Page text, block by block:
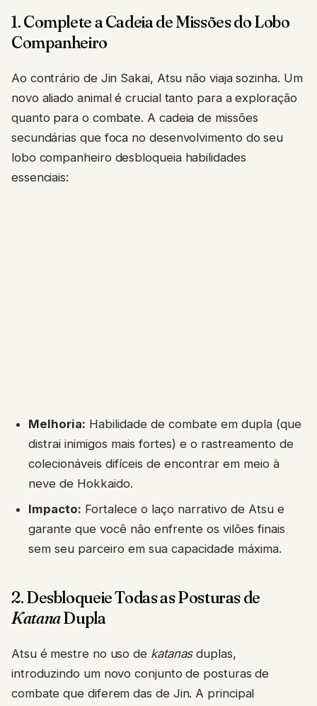
1. Complete a Cadeia de Missões do Lobo
Companheiro
Ao contrário de Jin Sakai, Atsu não viaja sozinha. Um
novo aliado animal é crucial tanto para a exploração
quanto para o combate. A cadeia de missões
secundárias que foca no desenvolvimento do seu
lobo companheiro desbloqueia habilidades
essenciais:
Melhoria: Habilidade de combate em dupla (que
distrai inimigos mais fortes) e o rastreamento de
colecionáveis difíceis de encontrar em meio à
neve de Hokkaido.
Impacto: Fortalece o laço narrativo de Atsu e
garante que você não enfrente os vilões finais
sem seu parceiro em sua capacidade máxima.
2. Desbloqueie Todas as Posturas de
KatanaDupla
Atsu é mestre no uso de katanasduplas,
introduzindo um novo conjunto de posturas de
combate que diferem das de Jin. A principal